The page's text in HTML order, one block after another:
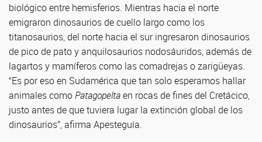
biológico entre hemisferios. Mientras hacia el norte
emigraron dinosaurios de cuello largo como los
titanosaurios, del norte hacia el sur ingresaron dinosaurios
de pico de pato y anquilosaurios nodosáuridos, además de
lagartos y mamíferos como las comadrejas o zarigüeyas.
“Es por eso en Sudamérica que tan solo esperamos hallar
animales comoPatagopeltaen rocas de fines del Cretácico,
justo antes de que tuviera lugar la extinción global de los
dinosaurios”, afirma Apesteguía.